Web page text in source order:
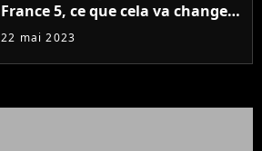
France 5, ce que cela va changer
à la rentrée
22 mai 2023